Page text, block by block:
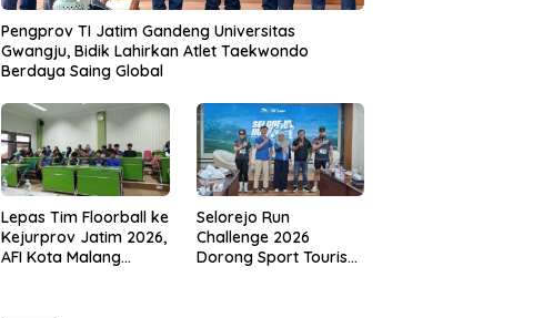
Pengprov TI Jatim Gandeng Universitas
Gwangju, Bidik Lahirkan Atlet Taekwondo
Berdaya Saing Global
Lepas Tim Floorball ke
Kejurprov Jatim 2026,
AFI Kota Malang
Selorejo Run
Challenge 2026
Dorong Sport Tourism